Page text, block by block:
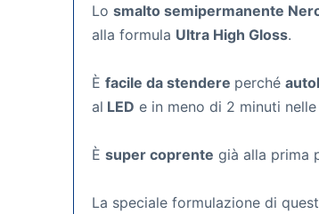
Lo smalto semipermanente
alla formula Ultra High Gloss.
È facile da stendere perché
al LED e in meno di 2 minuti nelle
È super coprente già alla prima
La speciale formulazione di